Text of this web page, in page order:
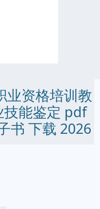
业资格培训教
技能鉴定 pdf
书 下载 2026